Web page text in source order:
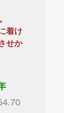
着け
せか